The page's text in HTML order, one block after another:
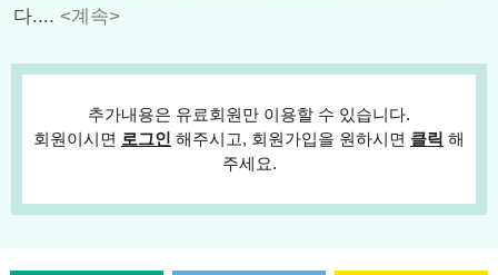
다.... <계속>
추가내용은 유료회원만 이용할 수 있습니다.
회원이시면 로그인 해주시고, 회원가입을 원하시면 클릭 해
주세요.